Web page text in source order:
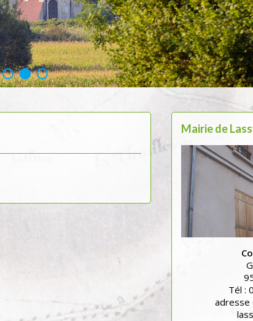
Mairie de
Tél :
adresse